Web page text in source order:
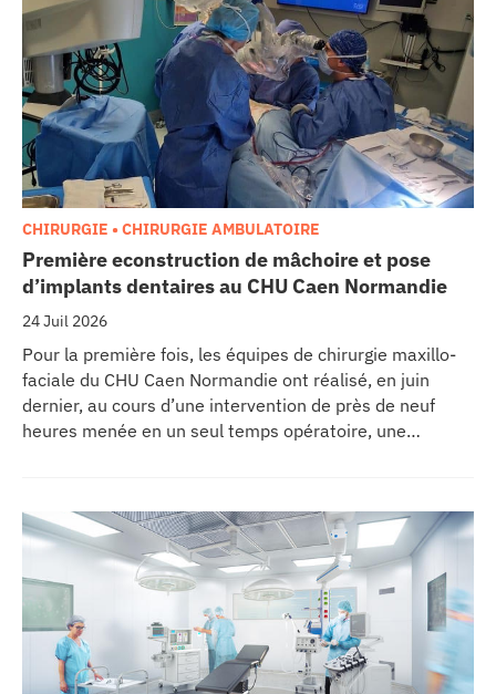
Première econstruction de mâchoire et pose
d’implants dentaires au CHU Caen Normandie
24 Juil 2026
CHIRURGIE • CHIRURGIE AMBULATOIRE
Pour la première fois, les équipes de chirurgie maxillo-
faciale du CHU Caen Normandie ont réalisé, en juin
dernier, au cours d’une intervention de près de neuf
heures menée en un seul temps opératoire, une